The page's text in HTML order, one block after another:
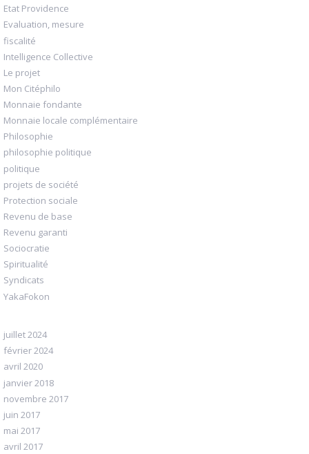
Etat Providence
Evaluation, mesure
fiscalité
Intelligence Collective
Le projet
Mon Citéphilo
Monnaie fondante
Monnaie locale complémentaire
Philosophie
philosophie politique
politique
projets de société
Protection sociale
Revenu de base
Revenu garanti
Sociocratie
Spiritualité
Syndicats
YakaFokon
juillet 2024
février 2024
avril 2020
janvier 2018
novembre 2017
juin 2017
mai 2017
avril 2017